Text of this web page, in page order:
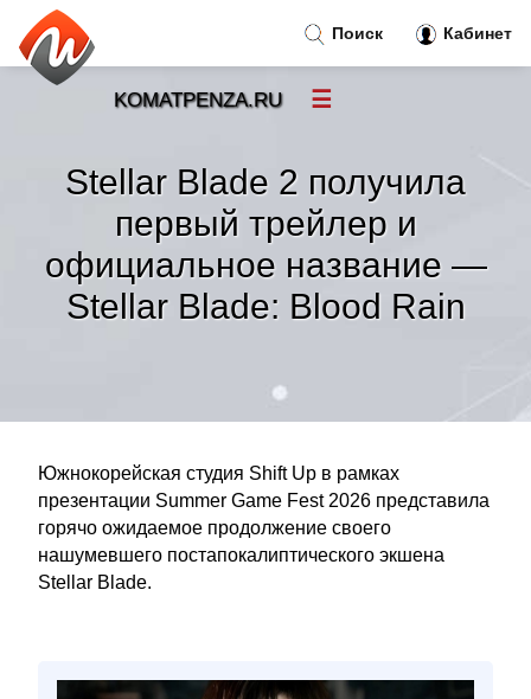
Stellar Blade 2 получила
первый трейлер и
официальное название —
Stellar Blade: Blood Rain
Южнокорейская студия Shift Up в рамках
презентации Summer Game Fest 2026 представила
горячо ожидаемое продолжение своего
нашумевшего постапокалиптического экшена
Stellar Blade.
Поиск Кабинет
KOMATPENZA.RU ☰
Новости»
Тренды новостей»
Рубрики»